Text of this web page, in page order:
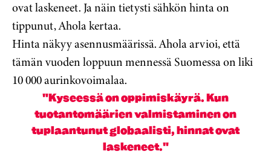
ovat laskeneet. Ja näin tietysti sähkön hinta on
tippunut, Ahola kertaa.
Hinta näkyy asennusmäärissä. Ahola arvioi, että
tämän vuoden loppuun mennessä Suomessa on liki
10 000 aurinkovoimalaa.
"Kyseessä on oppimiskäyrä. Kun
tuotantomäärien valmistaminen on
tuplaantunut globaalisti, hinnat ovat
laskeneet."